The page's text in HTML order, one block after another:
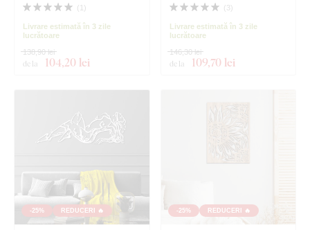
( 1 )
Livrare estimată în 3 zile
lucrătoare
de la 104,20 lei
138,90 lei
( 3)
Livrare estimată în 3 zile
lucrătoare
de la 109,70 lei
146,30 lei
-25% REDUCERI 🔥 -25% REDUCERI 🔥